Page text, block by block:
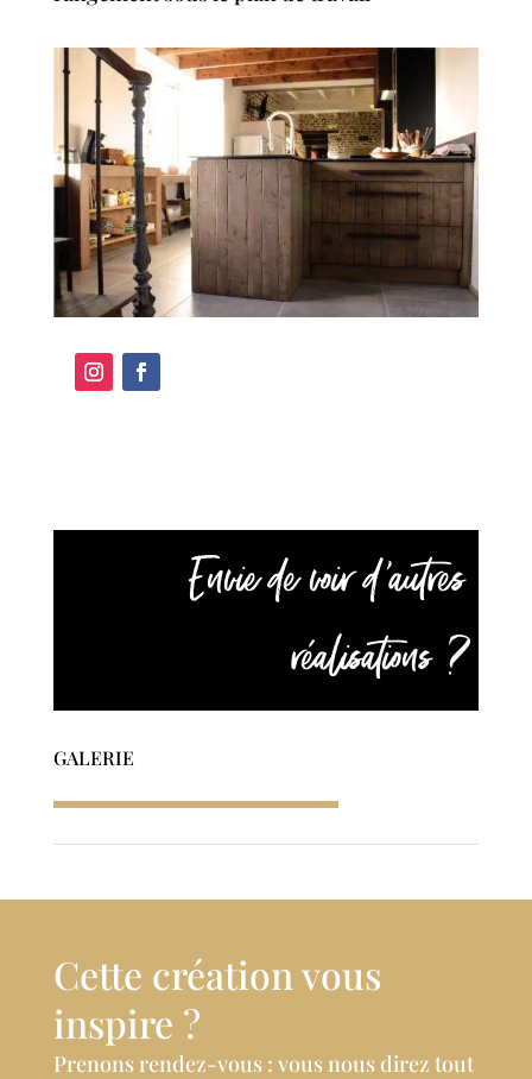
Envie de voir d'autres
réalisations ?
GALERIE
Cette création vous
inspire ?
Prenons rendez-vous : vous nous direz tout